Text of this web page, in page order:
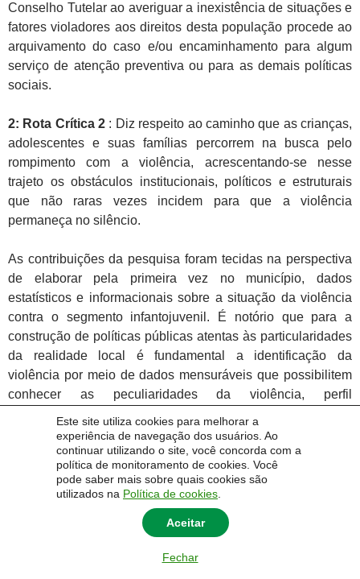
Este site utiliza cookies para melhorar a
experiência de navegação dos usuários. Ao
continuar utilizando o site, você concorda com a
política de monitoramento de cookies. Você
pode saber mais sobre quais cookies são
utilizados na Política de cookies
Aceitar
Fechar
Conselho Tutelar ao averiguar a inexistência de situações e
fatores violadores aos direitos desta população procede ao
arquivamento do caso e/ou encaminhamento para algum
serviço de atenção preventiva ou para as demais políticas
sociais.
2: Rota Crítica2 : Diz respeito ao caminho que as crianças,
adolescentes e suas famílias percorrem na busca pelo
rompimento com a violência, acrescentando-se nesse
trajeto os obstáculos institucionais, políticos e estruturais
que não raras vezes incidem para que a violência
permaneça no silêncio.
As contribuições da pesquisa foram tecidas na perspectiva
de elaborar pela primeira vez no município, dados
estatísticos e informacionais sobre a situação da violência
contra o segmento infantojuvenil. É notório que para a
construção de políticas públicas atentas às particularidades
da realidade local é fundamental a identificação da
violência por meio de dados mensuráveis que possibilitem
conhecer as peculiaridades da violência, perfil
dos/as autores/as da violência, assim como das
modalidades de atendimento e encaminhamento realizados.
A ausência de registros ou o preenchimento incorreto dos
formulários de atendimento evidencia uma barreira
significativa para a construção de dados confiáveis sobre a